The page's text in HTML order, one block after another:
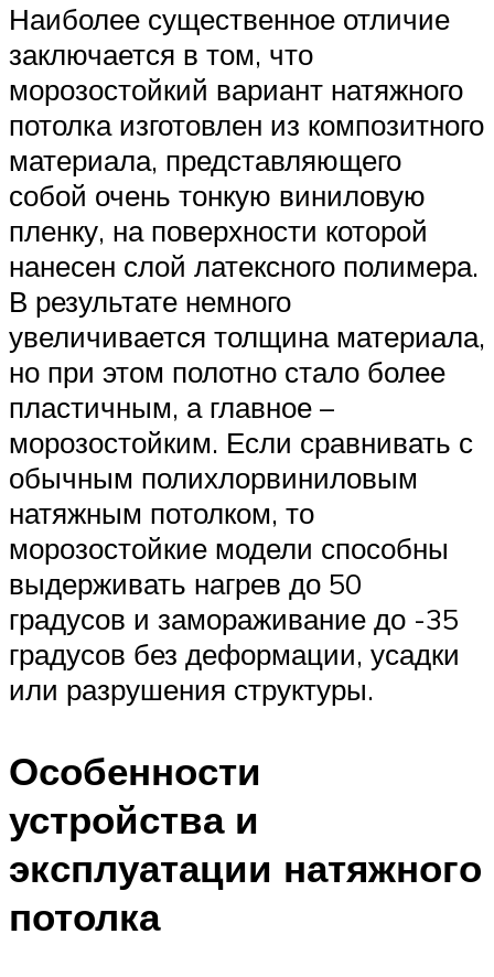
Наиболее существенное отличие
заключается в том, что
морозостойкий вариант натяжного
потолка изготовлен из композитного
материала, представляющего
собой очень тонкую виниловую
пленку, на поверхности которой
нанесен слой латексного полимера.
В результате немного
увеличивается толщина материала,
но при этом полотно стало более
пластичным, а главное –
морозостойким. Если сравнивать с
обычным полихлорвиниловым
натяжным потолком, то
морозостойкие модели способны
выдерживать нагрев до 50
градусов и замораживание до -35
градусов без деформации, усадки
или разрушения структуры.
Особенности
устройства и
эксплуатации натяжного
потолка